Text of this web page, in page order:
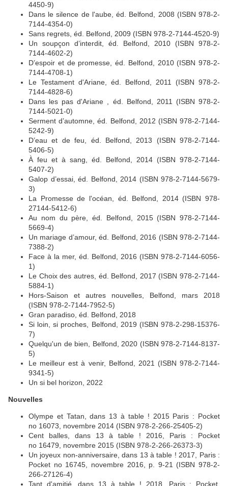
4450-9)
Dans le silence de l'aube, éd. Belfond, 2008 (ISBN 978-2-
7144-4354-0)
Sans regrets, éd. Belfond, 2009 (ISBN 978-2-7144-4520-9)
Un soupçon d’interdit, éd. Belfond, 2010 (ISBN 978-2-
7144-4602-2)
D’espoir et de promesse, éd. Belfond, 2010 (ISBN 978-2-
7144-4708-1)
Le Testament d'Ariane, éd. Belfond, 2011 (ISBN 978-2-
7144-4828-6)
Dans les pas d'Ariane , éd. Belfond, 2011 (ISBN 978-2-
7144-5021-0)
Serment d’automne, éd. Belfond, 2012 (ISBN 978-2-7144-
5242-9)
D’eau et de feu, éd. Belfond, 2013 (ISBN 978-2-7144-
5406-5)
À feu et à sang, éd. Belfond, 2014 (ISBN 978-2-7144-
5407-2)
Galop d’essai, éd. Belfond, 2014 (ISBN 978-2-7144-5679-
3)
La Promesse de l'océan, éd. Belfond, 2014 (ISBN 978-
27144-5412-6)
Au nom du père, éd. Belfond, 2015 (ISBN 978-2-7144-
5669-4)
Un mariage d’amour, éd. Belfond, 2016 (ISBN 978-2-7144-
7388-2)
Face à la mer, éd. Belfond, 2016 (ISBN 978-2-7144-6056-
1)
Le Choix des autres, éd. Belfond, 2017 (ISBN 978-2-7144-
5884-1)
Hors-Saison et autres nouvelles, Belfond, mars 2018
(ISBN 978-2-7144-7952-5)
Gran paradiso, éd. Belfond, 2018
Si loin, si proches, Belfond, 2019 (ISBN 978-2-298-15376-
7)
Quelqu'un de bien, Belfond, 2020 (ISBN 978-2-7144-8137-
5)
Le meilleur est à venir, Belfond, 2021 (ISBN 978-2-7144-
9341-5)
Un si bel horizon, 2022
Nouvelles
Olympe et Tatan, dans 13 à table ! 2015 Paris : Pocket
no 16073, novembre 2014 (ISBN 978-2-266-25405-2)
Cent balles, dans 13 à table ! 2016, Paris : Pocket
no 16479, novembre 2015 (ISBN 978-2-266-26373-3)
Un joyeux non-anniversaire, dans 13 à table ! 2017, Paris :
Pocket no 16745, novembre 2016, p. 9-21 (ISBN 978-2-
266-27126-4)
Tant d'amitié, dans 13 à table ! 2018, Paris : Pocket,